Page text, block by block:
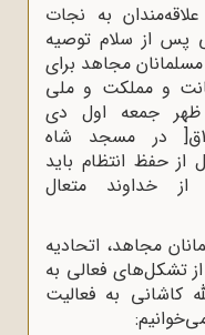
به نجات
پس از سلام توصیه
مجاهد برای
و مملکت و ملی
جمعه اول دی
]1329ش[(13ربیع الاول)]1370ق[ در مسجد شاه
از حفظ انتظام باید
خداوند متعال
مجاهد، اتحادیه
تشکل‌های فعالی به
کاشانی به فعالیت